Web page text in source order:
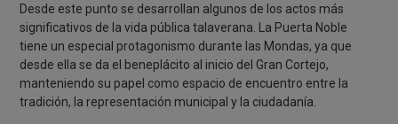
Desde este punto se desarrollan algunos de los actos más
significativos de la vida pública talaverana. La Puerta Noble
tiene un especial protagonismo durante las Mondas, ya que
desde ella se da el beneplácito al inicio del Gran Cortejo,
manteniendo su papel como espacio de encuentro entre la
tradición, la representación municipal y la ciudadanía.